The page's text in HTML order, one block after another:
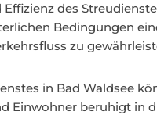
des
Bedingungen
zu
in Bad Waldsee
Einwohner beruhigt in